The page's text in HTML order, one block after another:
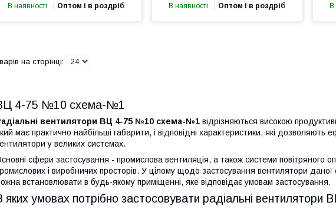
В наявності Оптом і в роздріб В наявності Оптом і в роздріб В
4-75 №10 схема-№1
вентилятори ВЦ 4-75 №10 схема-№1 відрізняються високою
має практично найбільші габарити, і відповідні характеристики, які дозволяють
у великих системах.
сфери застосування - промислова вентиляція, а також системи повітряного
і виробничих просторів. У цілому щодо застосування вентилятори даної
встановлювати в будь-якому приміщенні, яке відповідає умовам застосування.
яких умовах потрібно застосовувати радіальні